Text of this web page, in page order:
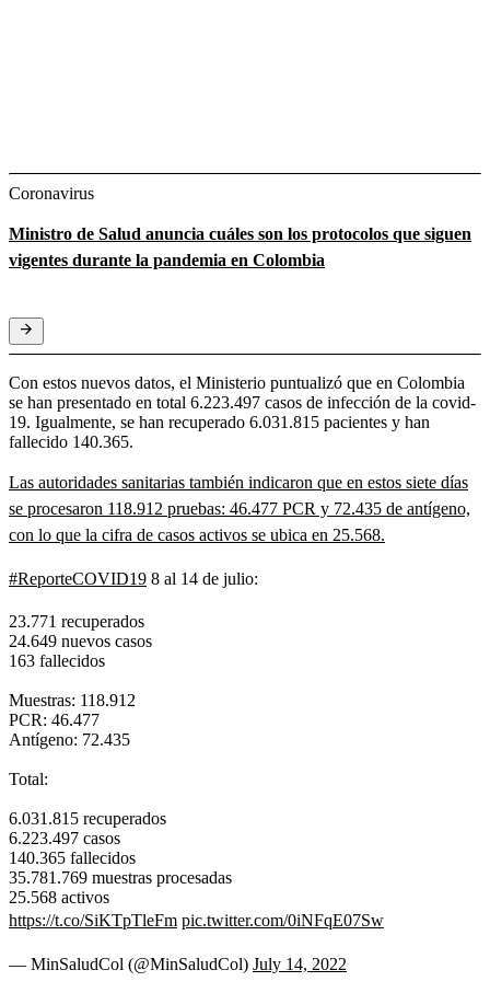
Coronavirus
Ministro de Salud anuncia cuáles son los protocolos que siguen
vigentes durante la pandemia en Colombia
Con estos nuevos datos, el Ministerio puntualizó que en Colombia
se han presentado en total 6.223.497 casos de infección de la covid-
19. Igualmente, se han recuperado 6.031.815 pacientes y han
fallecido 140.365.
Las autoridades sanitarias también indicaron que en estos siete días
se procesaron 118.912 pruebas: 46.477 PCR y 72.435 de antígeno,
con lo que la cifra de casos activos se ubica en 25.568.
#ReporteCOVID19 8 al 14 de julio:
23.771 recuperados
24.649 nuevos casos
163 fallecidos
Muestras: 118.912
PCR: 46.477
Antígeno: 72.435
Total:
6.031.815 recuperados
6.223.497 casos
140.365 fallecidos
35.781.769 muestras procesadas
25.568 activos
https://t.co/SiKTpTleFm pic.twitter.com/0iNFqE07Sw
— MinSaludCol (@MinSaludCol) July 14, 2022